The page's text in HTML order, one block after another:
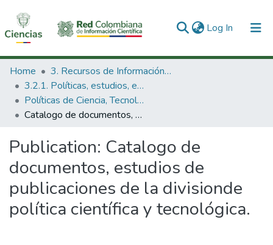
Log In (current)
Communities & Collections
All of DSpace
Statistics
Home
3. Recursos de Información Científica y Tecnológica
3.2.1. Políticas, estudios, evaluaciones e indicadores de CTeI
Políticas de Ciencia, Tecnología e Innovación
Catalogo de documentos, estudios de publicaciones de la divisionde política científica y tecnológica.
Publication: Catalogo de
documentos, estudios de
publicaciones de la divisionde
política científica y tecnológica.